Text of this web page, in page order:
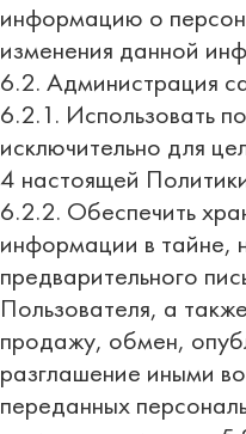
информацию о
изменения данной
6.2. Администрация
6.2.1. Использовать
исключительно для
4 настоящей
6.2.2. Обеспечить
информации в тайне,
предварительного
Пользователя, а
продажу, обмен,
разглашение иными
переданных